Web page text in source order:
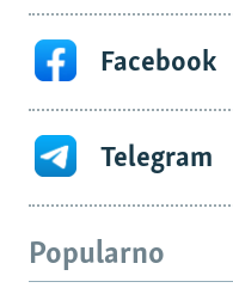
Facebook
Telegram
Popularno